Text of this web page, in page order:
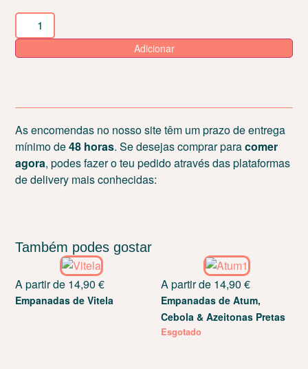
Adicionar
As encomendas no nosso site têm um prazo de entrega
mínimo de48 horas. Se desejas comprar paracomer
agora, podes fazer o teu pedido através das plataformas
de delivery mais conhecidas:
Também podes gostar
A partir de 14,90€
Empanadas de Vitela
A partir de 14,90 €
Empanadas de Atum,
Cebola & Azeitonas Pretas
Esgotado